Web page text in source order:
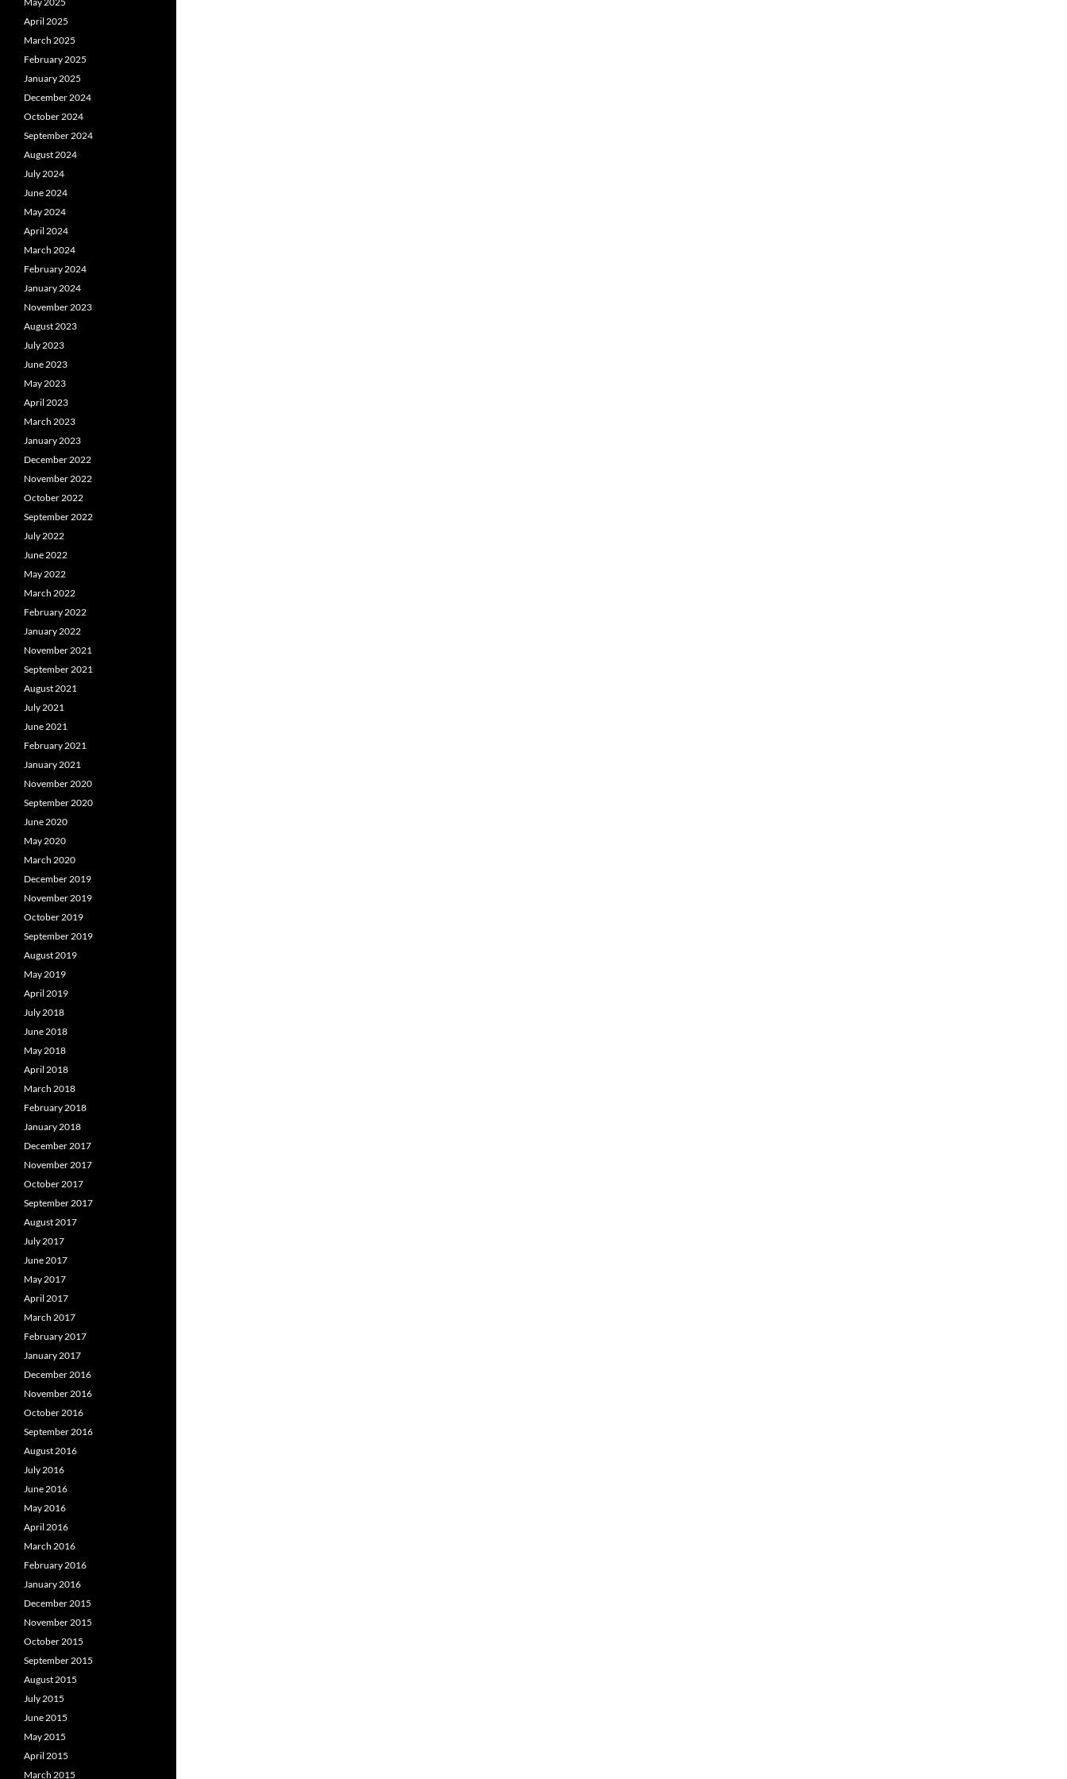
April 2025
March 2025
February 2025
January 2025
December 2024
October 2024
September 2024
August 2024
July 2024
June 2024
May 2024
April 2024
March 2024
February 2024
January 2024
November 2023
August 2023
July 2023
June 2023
May 2023
April 2023
March 2023
January 2023
December 2022
November 2022
October 2022
September 2022
July 2022
June 2022
May 2022
March 2022
February 2022
January 2022
November 2021
September 2021
August 2021
July 2021
June 2021
February 2021
January 2021
November 2020
September 2020
June 2020
May 2020
March 2020
December 2019
November 2019
October 2019
September 2019
August 2019
May 2019
April 2019
July 2018
June 2018
May 2018
April 2018
March 2018
February 2018
January 2018
December 2017
November 2017
October 2017
September 2017
August 2017
July 2017
June 2017
May 2017
April 2017
March 2017
February 2017
January 2017
December 2016
November 2016
October 2016
September 2016
August 2016
July 2016
June 2016
May 2016
April 2016
March 2016
February 2016
January 2016
December 2015
November 2015
October 2015
September 2015
August 2015
July 2015
June 2015
May 2015
April 2015
March 2015